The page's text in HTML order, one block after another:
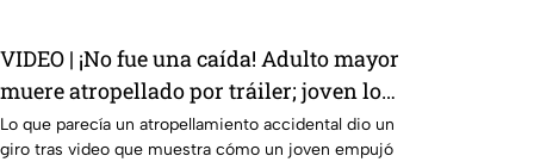
VIDEO | ¡No fue una caída! Adulto mayor
muere atropellado por tráiler; joven lo
empujó en Monterrey
Lo que parecía un atropellamiento accidental dio un
giro tras video que muestra cómo un joven empujó